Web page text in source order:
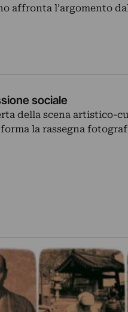
affronta l’argomento
sociale
della scena artistico-
la rassegna